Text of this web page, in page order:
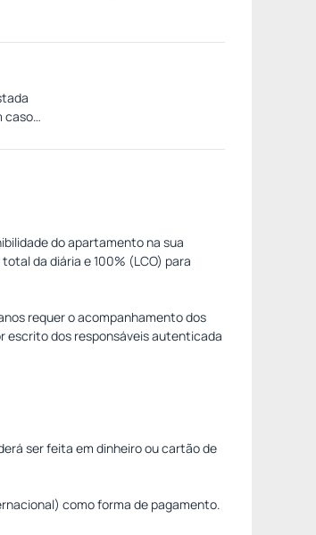
caso
do apartamento na sua
da diária e 100% (LCO) para
requer o acompanhamento dos
escrito dos responsáveis autenticada
ser feita em dinheiro ou cartão de
como forma de pagamento.